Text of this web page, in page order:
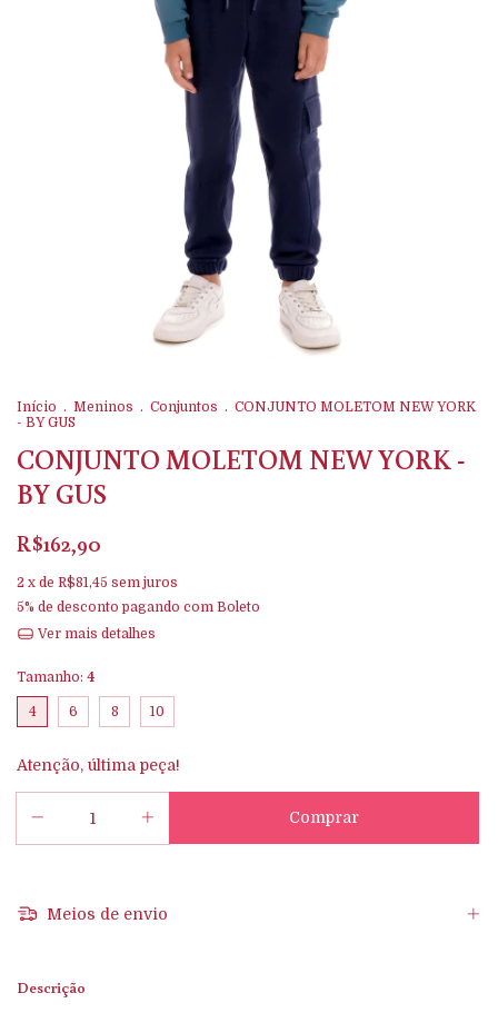
Início . Meninos . Conjuntos . CONJUNTO MOLETOM NEW YORK
- BY GUS
CONJUNTO MOLETOM NEW YORK -
BY GUS
R$162,90
2 x de R$81,45 sem juros
5% de desconto pagando com Boleto
Ver mais detalhes
Tamanho: 4
4 6 8 10
Atenção, última peça!
Meios de envio
Descrição